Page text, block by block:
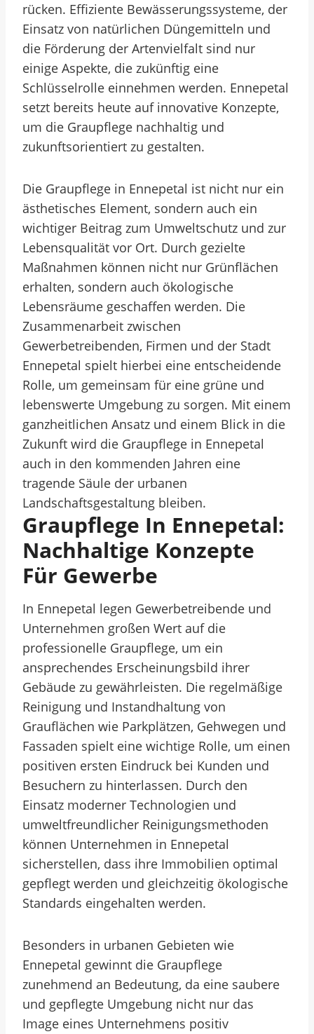
rücken. Effiziente Bewässerungssysteme, der
Einsatz von natürlichen Düngemitteln und
die Förderung der Artenvielfalt sind nur
einige Aspekte, die zukünftig eine
Schlüsselrolle einnehmen werden. Ennepetal
setzt bereits heute auf innovative Konzepte,
um die Graupflege nachhaltig und
zukunftsorientiert zu gestalten.
Die Graupflege in Ennepetal ist nicht nur ein
ästhetisches Element, sondern auch ein
wichtiger Beitrag zum Umweltschutz und zur
Lebensqualität vor Ort. Durch gezielte
Maßnahmen können nicht nur Grünflächen
erhalten, sondern auch ökologische
Lebensräume geschaffen werden. Die
Zusammenarbeit zwischen
Gewerbetreibenden, Firmen und der Stadt
Ennepetal spielt hierbei eine entscheidende
Rolle, um gemeinsam für eine grüne und
lebenswerte Umgebung zu sorgen. Mit einem
ganzheitlichen Ansatz und einem Blick in die
Zukunft wird die Graupflege in Ennepetal
auch in den kommenden Jahren eine
tragende Säule der urbanen
Landschaftsgestaltung bleiben.
Graupflege In Ennepetal:
Nachhaltige Konzepte
Für Gewerbe
In Ennepetal legen Gewerbetreibende und
Unternehmen großen Wert auf die
professionelle Graupflege, um ein
ansprechendes Erscheinungsbild ihrer
Gebäude zu gewährleisten. Die regelmäßige
Reinigung und Instandhaltung von
Grauflächen wie Parkplätzen, Gehwegen und
Fassaden spielt eine wichtige Rolle, um einen
positiven ersten Eindruck bei Kunden und
Besuchern zu hinterlassen. Durch den
Einsatz moderner Technologien und
umweltfreundlicher Reinigungsmethoden
können Unternehmen in Ennepetal
sicherstellen, dass ihre Immobilien optimal
gepflegt werden und gleichzeitig ökologische
Standards eingehalten werden.
Besonders in urbanen Gebieten wie
Ennepetal gewinnt die Graupflege
zunehmend an Bedeutung, da eine saubere
und gepflegte Umgebung nicht nur das
Image eines Unternehmens positiv